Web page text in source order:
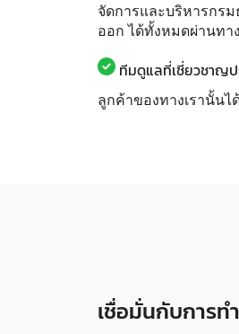
จัดการและบริหารกรม
ออก ได้ทั้งหมดผ่านทา
ทีมดูแลที่เชี่ยวชาญ
ลูกค้าของทางเรานั้น
เชื่อมั่นกับการท